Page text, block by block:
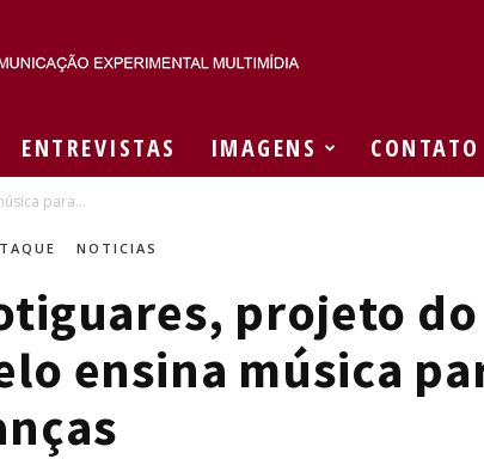
Agência
Fotec
ENTREVISTAS IMAGENS CONTATO
para...
NOTICIAS
projeto do
ensina música